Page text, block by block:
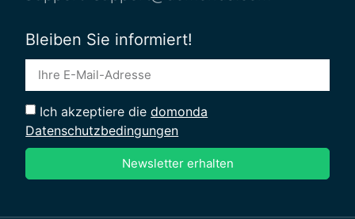
Bleiben Sie informiert!
Ich akzeptiere diedomonda
Datenschutzbedingungen
Newsletter erhalten